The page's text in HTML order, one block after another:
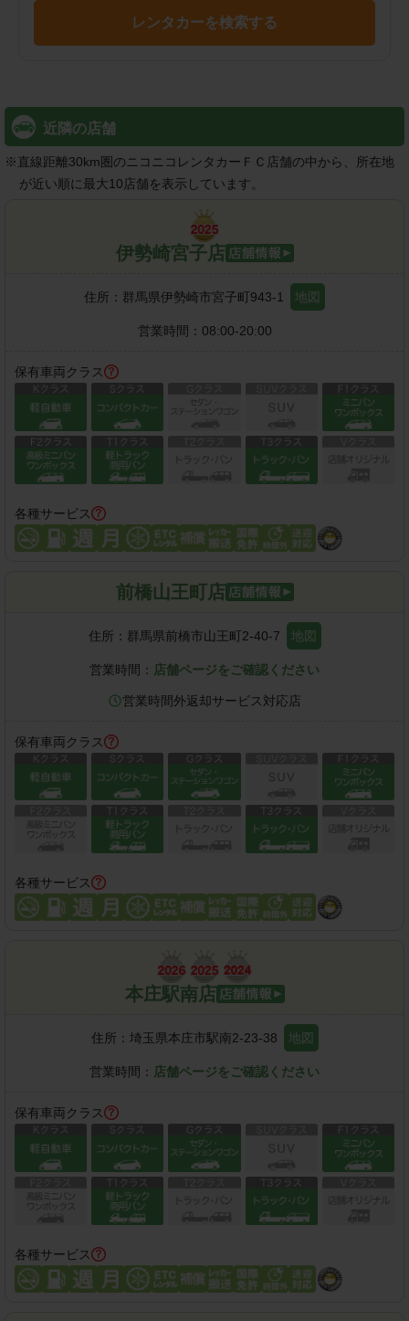
レンタカーを検索する
近隣の店舗
※直線距離30km圏のニコニコレンタカーＦＣ店舗の中から、所在地
が近い順に最大10店舗を表示しています。
伊勢崎宮子店
住所： 群馬県伊勢崎市宮子町943-1 地図
営業時間： 08:00-20:00
保有車両クラス
各種サービス
前橋山王町店
住所： 群馬県前橋市山王町2-40-7 地図
営業時間： 店舗ページをご確認ください
営業時間外返却サービス対応店
保有車両クラス
各種サービス
本庄駅南店
住所： 埼玉県本庄市駅南2-23-38 地図
営業時間： 店舗ページをご確認ください
保有車両クラス
各種サービス